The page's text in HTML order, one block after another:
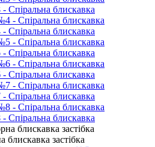
Спіральна блискавка
Спіральна блискавка
Спіральна блискавка
Спіральна блискавка
Спіральна блискавка
Спіральна блискавка
блискавка застібка